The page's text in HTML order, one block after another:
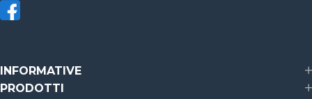
INFORMATIVE
PRODOTTI